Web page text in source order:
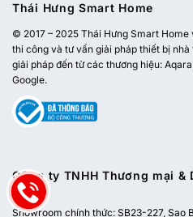
Thái Hưng Smart Home
© 2017 – 2025 Thái Hưng Smart
thi công và tư vấn giải pháp thiết bị
giải pháp đến từ các thương hiệu:
Google.
Công ty TNHH Thương mại
Nam
Showroom chính thức: SB23-227, Sao